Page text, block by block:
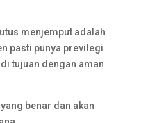
menjemput adalah
pasti punya previlegi
tujuan dengan aman
benar dan akan